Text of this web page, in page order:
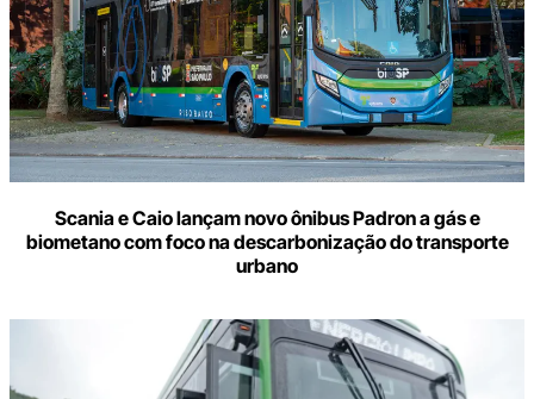
Scania e Caio lançam novo ônibus Padron a gás e
biometano com foco na descarbonização do transporte
urbano